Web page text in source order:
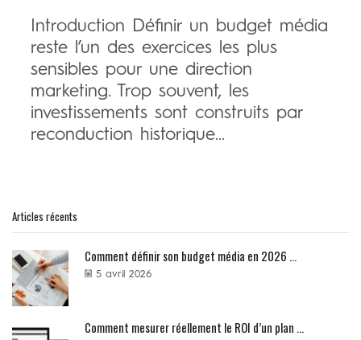
Introduction Définir un budget média
reste l’un des exercices les plus
sensibles pour une direction
marketing. Trop souvent, les
investissements sont construits par
reconduction historique...
Articles récents
Comment définir son budget média en 2026 ...
5 avril 2026
Comment mesurer réellement le ROI d’un plan ...